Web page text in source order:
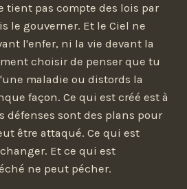
tient pas compte des lois par
le gouverner. Et le Ciel ne
l'enfer, ni la vie devant la
choisir de penser que tu
maladie ou distords la
façon. Ce qui est créé est à
défenses sont des plans pour
être attaqué. Ce qui est
Et ce qui est
ne peut pécher.